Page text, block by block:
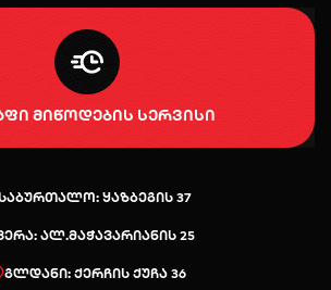
მიწოდების სერვისი
ყაზბეგის 37
ალ.მაჭავარიანის 25
გლდანი: ქერჩის ქუჩა 36